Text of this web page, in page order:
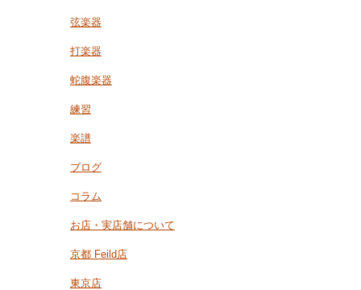
弦楽器
打楽器
蛇腹楽器
練習
楽譜
ブログ
コラム
お店・実店舗について
京都 Feild店
東京店